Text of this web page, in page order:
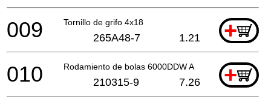
Tornillo de grifo 4x18 +
009 265A48-7 1.21
Rodamiento de bolas 6000DDW A +
010 210315-9 7.26